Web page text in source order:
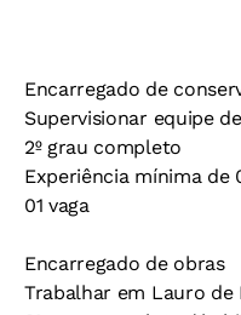
Encarregado de
Supervisionar equipe
2º grau completo
Experiência mínima de
01 vaga
Encarregado de obras
Trabalhar em Lauro de